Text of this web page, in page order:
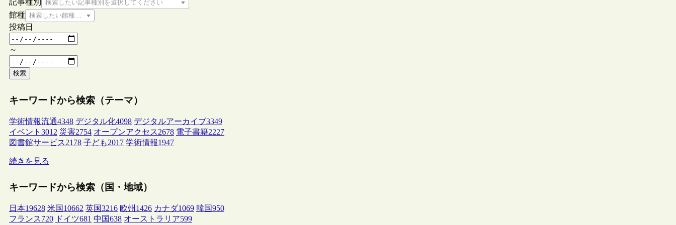
検索したい記事種別を選択してください
館種 検索したい館種を選択してください
投稿日
～
検索
キーワードから検索（テーマ）
学術情報流通4348 デジタル化4098 デジタルアーカイブ3349
イベント 3012 災害2754 オープンアクセス2678 電子書籍2227
図書館サービス2178 子ども2017 学術情報1947
続きを見る
キーワードから検索（国・地域）
日本19628 米国 10662 英国3216 欧州 1426 カナダ1069 韓国950
フランス720 ドイツ681 中国638 オーストラリア599